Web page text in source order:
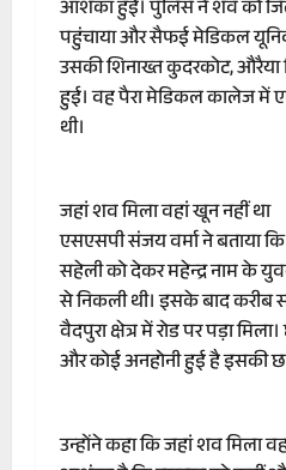
आशंका हुई। पुलिस ने शव को
पहुंचाया और सैफई मेडिकल
उसकी शिनाख्त कुदरकोट, औरैया
हुई। वह पैरा मेडिकल कालेज में
थी।
जहां शव मिला वहां खून नहीं था
एसएसपी संजय वर्मा ने बताया
सहेली को देकर महेन्द्र नाम के
से निकली थी। इसके बाद करीब
वैदपुरा क्षेत्र में रोड पर पड़ा
और कोई अनहोनी हुई है इसकी
उन्होंने कहा कि जहां शव मिला